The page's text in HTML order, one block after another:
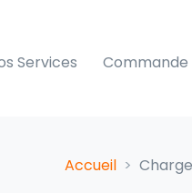
Services Commande
Accueil